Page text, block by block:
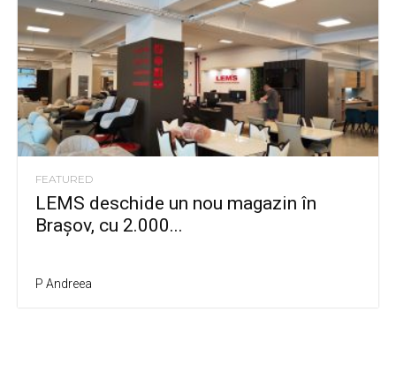
FEATURED
LEMS deschide un nou magazin în
Brașov, cu 2.000...
P Andreea